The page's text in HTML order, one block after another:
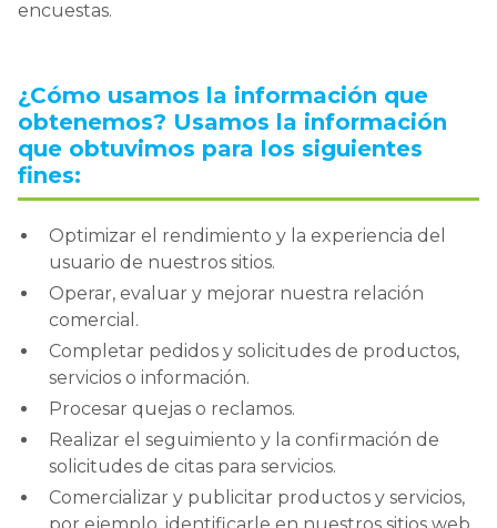
encuestas.
¿Cómo usamos la información que
obtenemos? Usamos la información
que obtuvimos para los siguientes
fines:
Optimizar el rendimiento y la experiencia del
usuario de nuestros sitios.
Operar, evaluar y mejorar nuestra relación
comercial.
Completar pedidos y solicitudes de productos,
servicios o información.
Procesar quejas o reclamos.
Realizar el seguimiento y la confirmación de
solicitudes de citas para servicios.
Comercializar y publicitar productos y servicios,